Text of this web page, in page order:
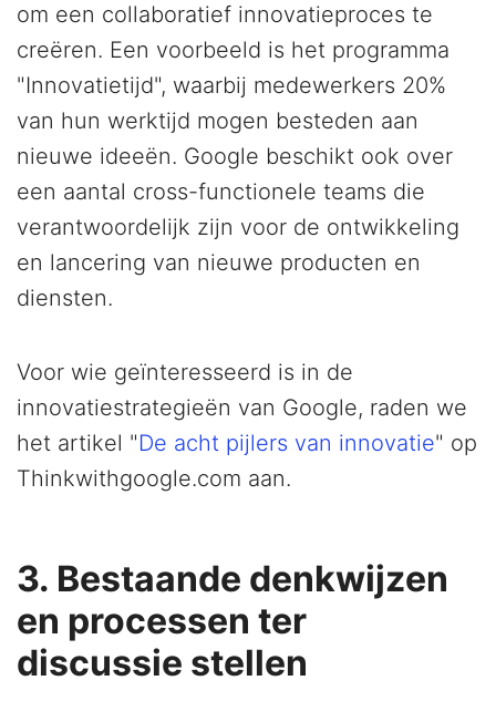
om een collaboratief innovatieproces te
creëren. Een voorbeeld is het programma
"Innovatietijd", waarbij medewerkers 20%
van hun werktijd mogen besteden aan
nieuwe ideeën. Google beschikt ook over
een aantal cross-functionele teams die
verantwoordelijk zijn voor de ontwikkeling
en lancering van nieuwe producten en
diensten.
Voor wie geïnteresseerd is in de
innovatiestrategieën van Google, raden we
het artikel "De acht pijlers van innovatie" op
Thinkwithgoogle.com aan.
3. Bestaande denkwijzen
en processen ter
discussie stellen